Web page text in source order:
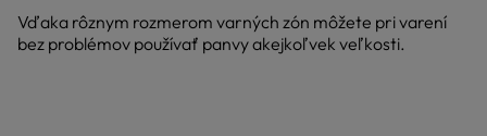
Vďaka rôznym rozmerom varných zón môžete pri varení
bez problémov používať panvy akejkoľvek veľkosti.